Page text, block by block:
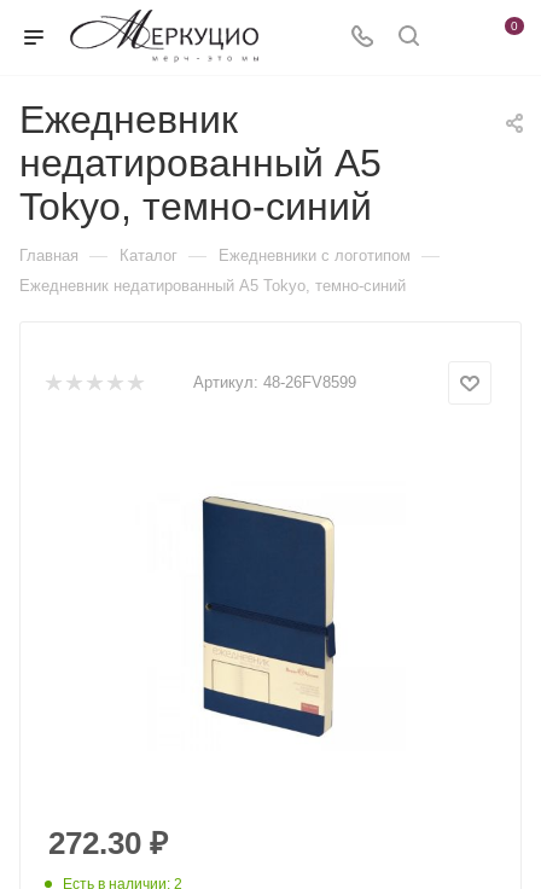
0
Ежедневник
недатированный А5
Tokyo, темно-синий
Главная — Каталог — Ежедневники c логотипом —
Ежедневник недатированный А5 Tokyo, темно-синий
Артикул: 48-26FV8599
272.30 ₽
Есть в наличии: 2